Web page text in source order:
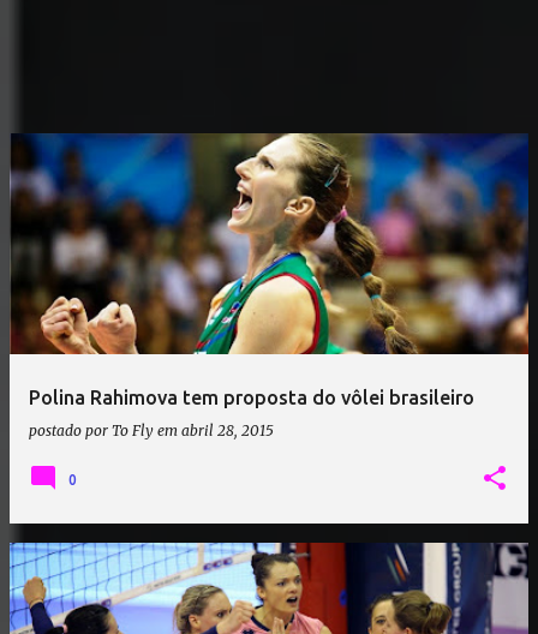
Polina Rahimova tem proposta do vôlei brasileiro
postado por To Fly em abril 28, 2015
0